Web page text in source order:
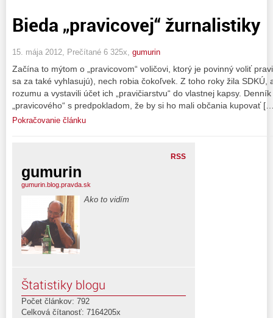
Bieda „pravicovej“ žurnalistiky
15. mája 2012, Prečítané 6 325x, gumurin
Začína to mýtom o „pravicovom“ voličovi, ktorý je povinný voliť
sa za také vyhlasujú), nech robia čokoľvek. Z toho roky žila SDKÚ,
rozumu a vystavili účet ich „pravičiarstvu“ do vlastnej kapsy.
„pravicového“ s predpokladom, že by si ho mali občania kupovať
Pokračovanie článku
RSS
gumurin
gumurin.blog.pravda.sk
Ako to vidím
Štatistiky blogu
Počet článkov: 792
Celková čítanosť: 7164205x